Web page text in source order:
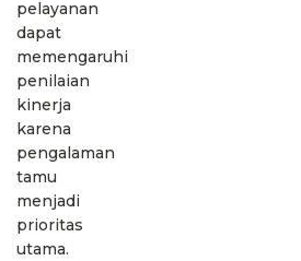
pelayanan
dapat
memengaruhi
penilaian
kinerja
karena
pengalaman
tamu
menjadi
prioritas
utama.